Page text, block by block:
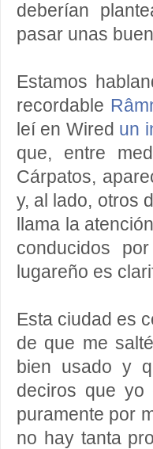
deberían
pasar unas
Estamos
recordable
leí en Wired un
que, entre
Cárpatos,
y, al lado, otros
llama la
conducidos
lugareño es
Esta ciudad es
de que me
bien usado y
deciros que yo
puramente por
no hay tanta